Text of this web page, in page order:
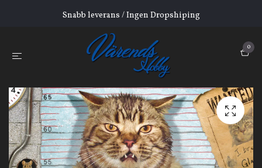
Snabb leverans / Ingen Dropshiping
0